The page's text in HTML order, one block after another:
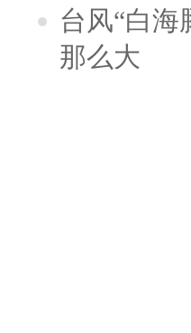
台风“白海
那么大